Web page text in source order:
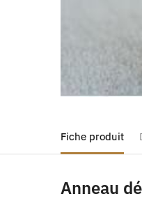
Fiche produit
Anneau